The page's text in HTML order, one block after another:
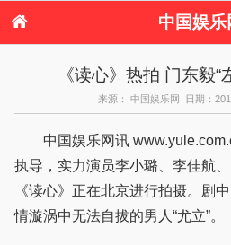
中国娱乐
港台娱乐
日本娱乐
音乐新闻
港台明星八卦
《读心》热拍 门东毅“
来源： 中国娱乐网 日期：
中国娱乐网讯
执导，实力演员李小璐、李佳航
《读心》正在北京进行拍摄。剧
情漩涡中无法自拔的男人“尤立”。